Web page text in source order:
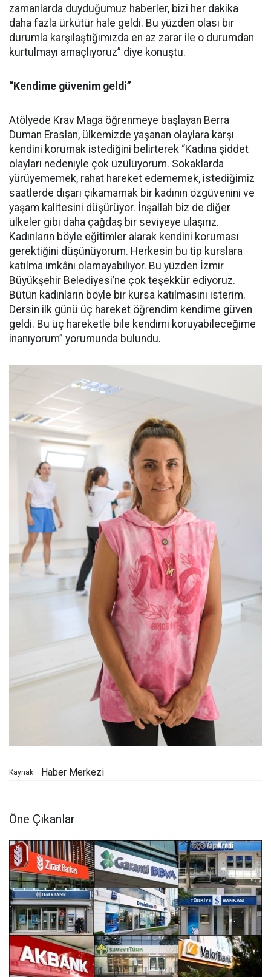
zamanlarda duyduğumuz haberler, bizi her dakika
daha fazla ürkütür hale geldi. Bu yüzden olası bir
durumla karşılaştığımızda en az zarar ile o durumdan
kurtulmayı amaçlıyoruz” diye konuştu.
“Kendime güvenim geldi”
Atölyede Krav Maga öğrenmeye başlayan Berra
Duman Eraslan, ülkemizde yaşanan olaylara karşı
kendini korumak istediğini belirterek “Kadına şiddet
olayları nedeniyle çok üzülüyorum. Sokaklarda
yürüyememek, rahat hareket edememek, istediğimiz
saatlerde dışarı çıkamamak bir kadının özgüvenini ve
yaşam kalitesini düşürüyor. İnşallah biz de diğer
ülkeler gibi daha çağdaş bir seviyeye ulaşırız.
Kadınların böyle eğitimler alarak kendini koruması
gerektiğini düşünüyorum. Herkesin bu tip kurslara
katılma imkânı olamayabiliyor. Bu yüzden İzmir
Büyükşehir Belediyesi’ne çok teşekkür ediyoruz.
Bütün kadınların böyle bir kursa katılmasını isterim.
Dersin ilk günü üç hareket öğrendim kendime güven
geldi. Bu üç hareketle bile kendimi koruyabileceğime
inanıyorum” yorumunda bulundu.
Kaynak: Haber Merkezi
Öne Çıkanlar